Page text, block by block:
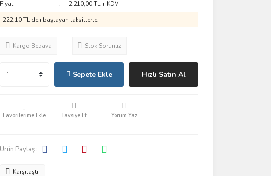
Fiyat
2.210,00 TL + KDV
222,10 TL den başlayan taksitlerle!
Kargo Bedava Stok Sorunuz
Sepete Ekle Hızlı Satın Al
Tavsiye Et Yorum Yaz
Ürün Paylaş :
Karşılaştır